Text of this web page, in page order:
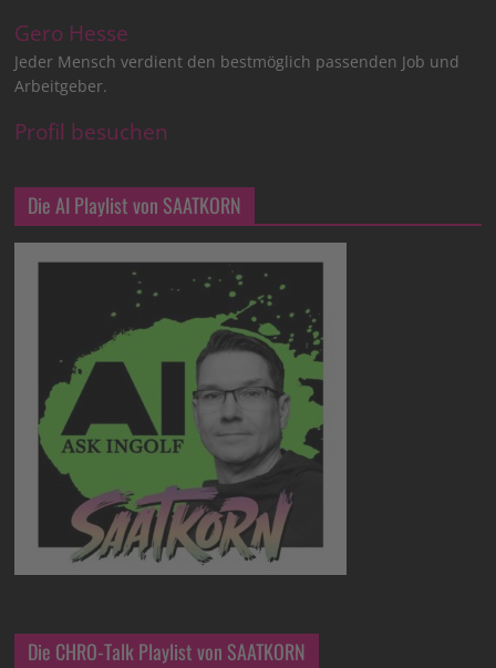
Gero Hesse
Jeder Mensch verdient den bestmöglich passenden Job und
Arbeitgeber.
Profil besuchen
Die AI Playlist von SAATKORN
Die CHRO-Talk Playlist von SAATKORN